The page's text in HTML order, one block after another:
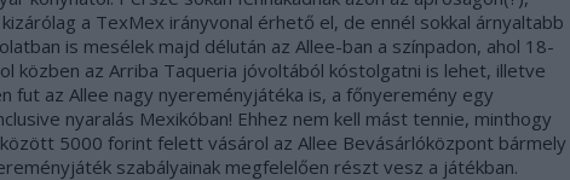
a TexMex irányvonal érhető el, de ennél sokkal árnyaltabb
is mesélek majd délután az Allee-ban a színpadon, ahol 18-
közben az Arriba Taqueria jóvoltából kóstolgatni is lehet, illetve
fut az Allee nagy nyereményjátéka is, a főnyeremény egy
nyaralás Mexikóban! Ehhez nem kell mást tennie, minthogy
5000 forint felett vásárol az Allee Bevásárlóközpont bármely
szabályainak megfelelően részt vesz a játékban.